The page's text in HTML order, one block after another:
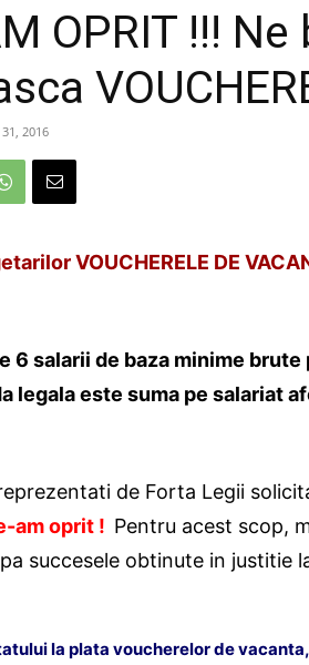
OPRIT !!!
2016
VOUCHERELE DE
6 salarii de baza minime
legala este suma pe salariat
de Forta Legii
am oprit ! Pentru acest scop,
succesele obtinute in justitie
la plata voucherelor de